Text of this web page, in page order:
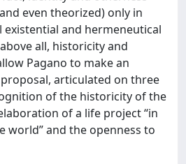
even theorized) only in
and hermeneutical
all, historicity and
Pagano to make an
articulated on three
of the historicity of the
of a life project “in
world” and the openness to